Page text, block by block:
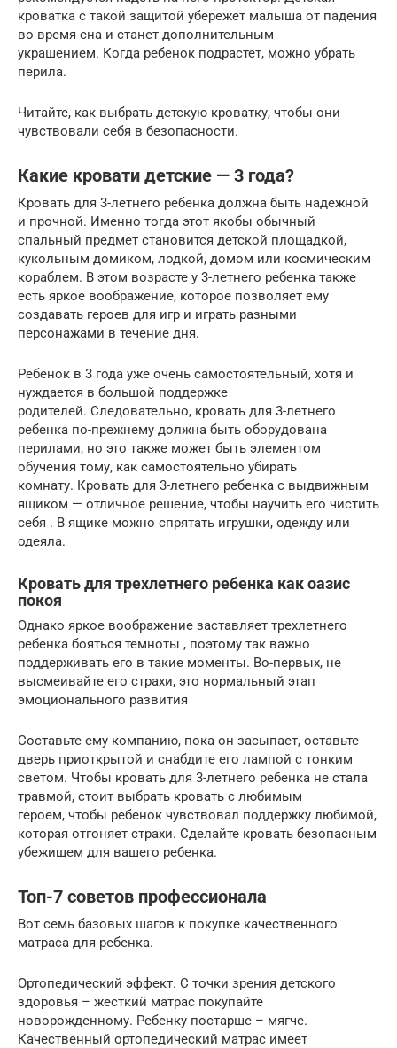
кроватка с такой защитой убережет малыша от падения
во время сна и станет дополнительным
украшением. Когда ребенок подрастет, можно убрать
перила.
Читайте, как выбрать детскую кроватку, чтобы они
чувствовали себя в безопасности.
Какие кровати детские — 3 года?
Кровать для 3-летнего ребенка должна быть надежной
и прочной. Именно тогда этот якобы обычный
спальный предмет становится детской площадкой,
кукольным домиком, лодкой, домом или космическим
кораблем. В этом возрасте у 3-летнего ребенка также
есть яркое воображение, которое позволяет ему
создавать героев для игр и играть разными
персонажами в течение дня.
Ребенок в 3 года уже очень самостоятельный, хотя и
нуждается в большой поддержке
родителей. Следовательно, кровать для 3-летнего
ребенка по-прежнему должна быть оборудована
перилами, но это также может быть элементом
обучения тому, как самостоятельно убирать
комнату. Кровать для 3-летнего ребенка с выдвижным
ящиком — отличное решение, чтобы научить его чистить
себя . В ящике можно спрятать игрушки, одежду или
одеяла.
Кровать для трехлетнего ребенка как оазис
покоя
Однако яркое воображение заставляет трехлетнего
ребенка бояться темноты , поэтому так важно
поддерживать его в такие моменты. Во-первых, не
высмеивайте его страхи, это нормальный этап
эмоционального развития
Составьте ему компанию, пока он засыпает, оставьте
дверь приоткрытой и снабдите его лампой с тонким
светом. Чтобы кровать для 3-летнего ребенка не стала
травмой, стоит выбрать кровать с любимым
героем, чтобы ребенок чувствовал поддержку любимой,
которая отгоняет страхи. Сделайте кровать безопасным
убежищем для вашего ребенка.
Топ-7 советов профессионала
Вот семь базовых шагов к покупке качественного
матраса для ребенка.
Ортопедический эффект. С точки зрения детского
здоровья – жесткий матрас покупайте
новорожденному. Ребенку постарше – мягче.
Качественный ортопедический матрас имеет